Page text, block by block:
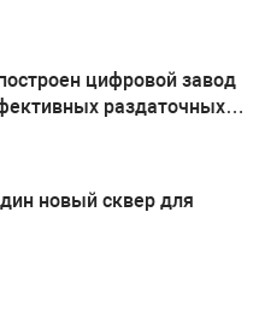
цифровой завод
раздаточных
новый сквер для